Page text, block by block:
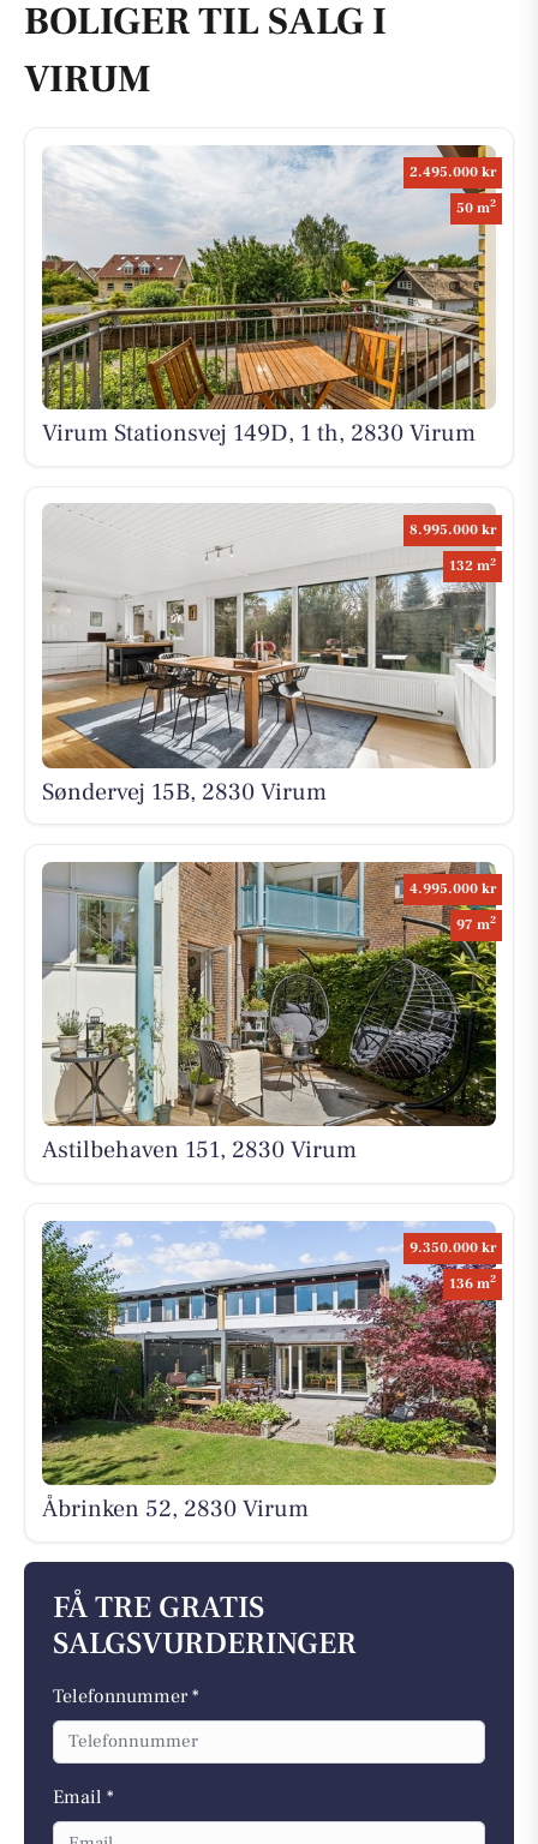
BOLIGER TIL SALG I
VIRUM
2.495.000 kr
50 m2
Virum Stationsvej 149D, 1 th, 2830 Virum
8.995.000 kr
132 m2
Søndervej 15B, 2830 Virum
4.995.000 kr
97 m2
Astilbehaven 151, 2830 Virum
9.350.000 kr
136 m2
Åbrinken 52, 2830 Virum
FÅ TRE GRATIS
SALGSVURDERINGER
Telefonnummer *
Email *